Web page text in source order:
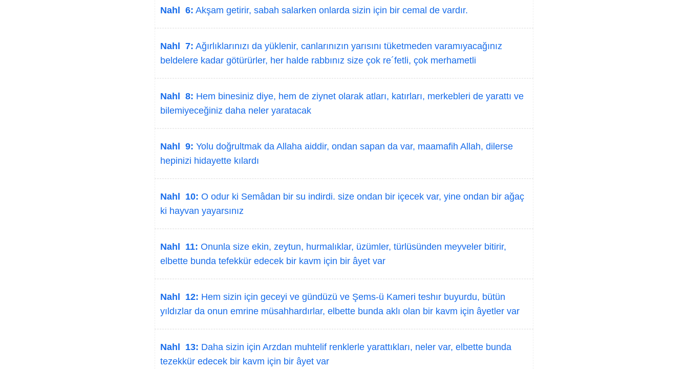
Nahl 6: Akşam getirir, sabah salarken onlarda sizin için bir cemal de vardır.
Nahl 7: Ağırlıklarınızı da yüklenir, canlarınızın yarısını tüketmeden varamıyacağınız
beldelere kadar götürürler, her halde rabbınız size çok re´fetli, çok merhametli
Nahl 8: Hem binesiniz diye, hem de ziynet olarak atları, katırları, merkebleri de yarattı ve
bilemiyeceğiniz daha neler yaratacak
Nahl 9: Yolu doğrultmak da Allaha aiddir, ondan sapan da var, maamafih Allah, dilerse
hepinizi hidayette kılardı
Nahl 10: O odur ki Semâdan bir su indirdi. size ondan bir içecek var, yine ondan bir ağaç
ki hayvan yayarsınız
Nahl 11: Onunla size ekin, zeytun, hurmalıklar, üzümler, türlüsünden meyveler bitirir,
elbette bunda tefekkür edecek bir kavm için bir âyet var
Nahl 12: Hem sizin için geceyi ve gündüzü ve Şems-ü Kameri teshır buyurdu, bütün
yıldızlar da onun emrine müsahhardırlar, elbette bunda aklı olan bir kavm için âyetler var
Nahl 13: Daha sizin için Arzdan muhtelif renklerle yarattıkları, neler var, elbette bunda
tezekkür edecek bir kavm için bir âyet var